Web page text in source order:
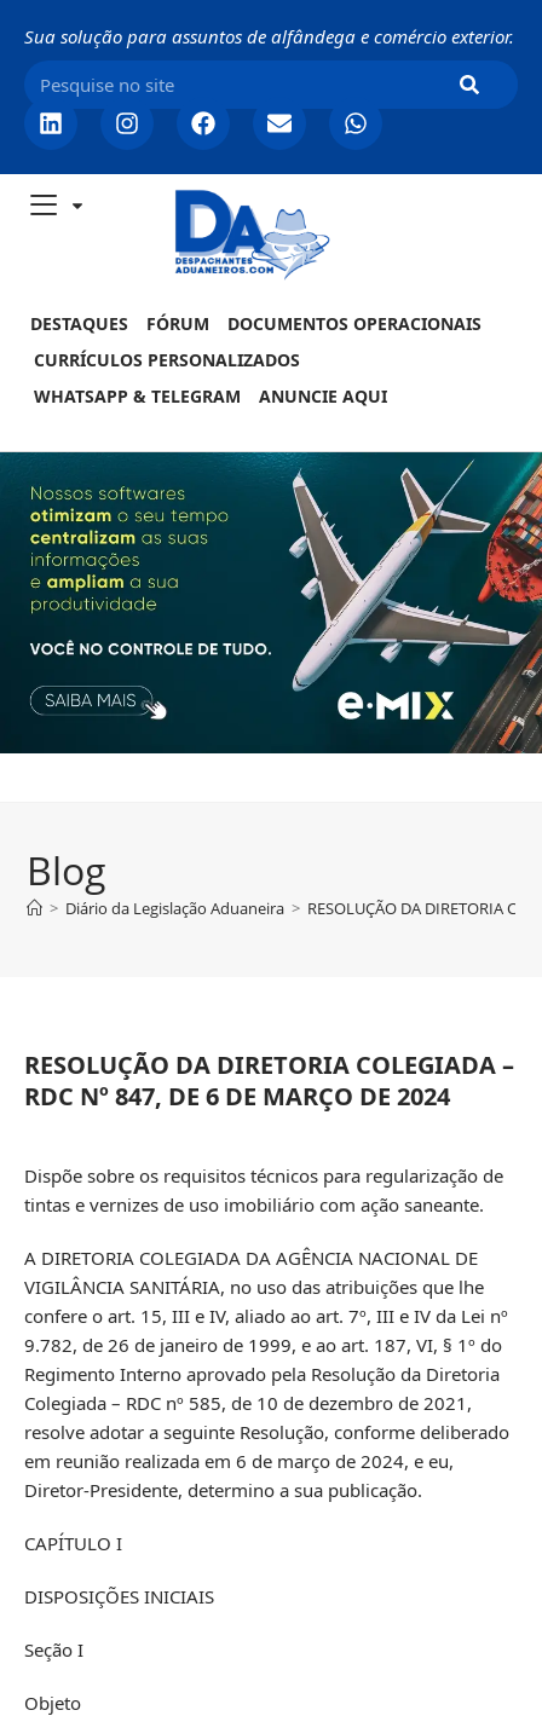
Sua solução para assuntos de alfândega e comércio exterior.
DESTAQUES FÓRUM
DOCUMENTOS OPERACIONAIS
CURRÍCULOS PERSONALIZADOS
WHATSAPP & TELEGRAM
ANUNCIE AQUI
Blog
> Diário da Legislação Aduaneira > RESOLUÇÃO DA DIRETORIA
RESOLUÇÃO DA DIRETORIA COLEGIADA –
RDC Nº 847, DE 6 DE MARÇO DE 2024
Dispõe sobre os requisitos técnicos para regularização de
tintas e vernizes de uso imobiliário com ação saneante.
A DIRETORIA COLEGIADA DA AGÊNCIA NACIONAL DE
VIGILÂNCIA SANITÁRIA, no uso das atribuições que lhe
confere o art. 15, III e IV, aliado ao art. 7º, III e IV da Lei nº
9.782, de 26 de janeiro de 1999, e ao art. 187, VI, § 1º do
Regimento Interno aprovado pela Resolução da Diretoria
Colegiada – RDC nº 585, de 10 de dezembro de 2021,
resolve adotar a seguinte Resolução, conforme deliberado
em reunião realizada em 6 de março de 2024, e eu,
Diretor-Presidente, determino a sua publicação.
CAPÍTULO I
DISPOSIÇÕES INICIAIS
Seção I
Objeto